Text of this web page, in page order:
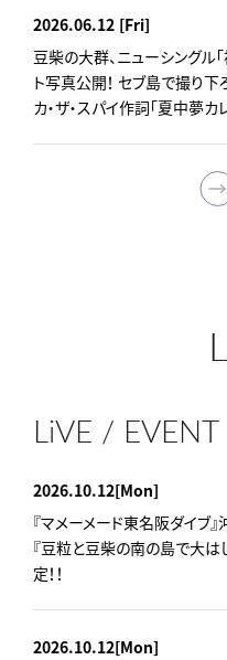
2026.06.12 [Fri]
豆柴の大群、ニューシングル
ト写真公開！ セブ島で撮り
カ・ザ・スパイ作詞「夏中夢カ
LiVE / EVENT
2026.10.12[Mon]
『マメーメード東名阪ダイブ
『豆粒と豆柴の南の島で大
定！！
2026.10.12[Mon]